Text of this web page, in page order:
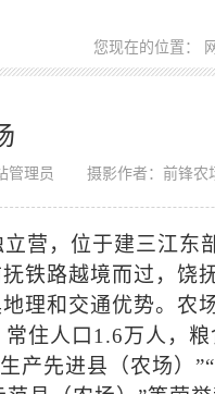
您现在的位置：
管理员 摄影作者：前锋农
营，位于建三江东
铁路越境而过，饶
理和交通优势。农
住人口1.6万人，
产先进县（农场）